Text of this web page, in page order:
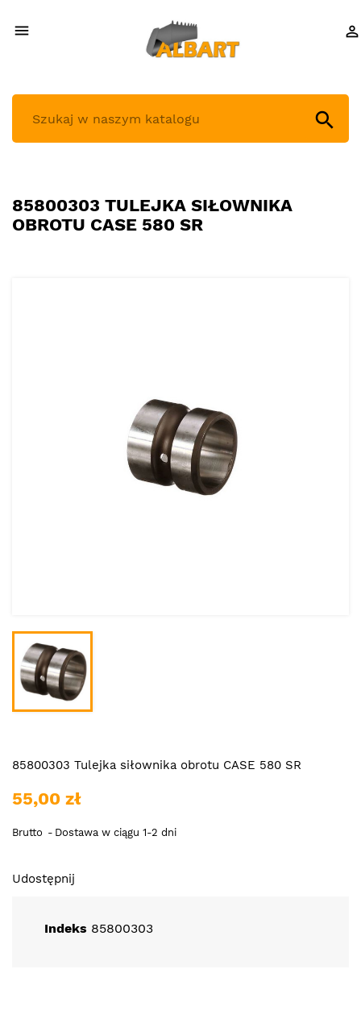
 

85800303 TULEJKA SIŁOWNIKA
OBROTU CASE 580 SR
85800303 Tulejka siłownika obrotu CASE 580 SR
55,00 zł
Brutto Dostawa w ciągu 1-2 dni
Udostępnij
Indeks 85800303